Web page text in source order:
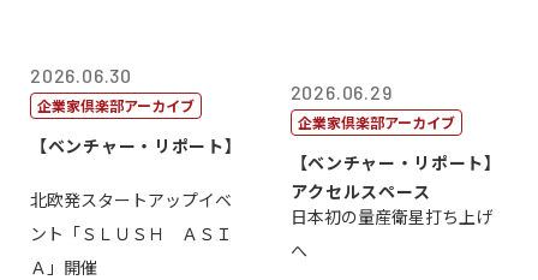
2026.06.30
企業家倶楽部アーカイブ
【ベンチャー・リポート】
北欧発スタートアップイベ
ント「ＳＬＵＳＨ ＡＳＩ
Ａ」開催
2026.06.29
企業家倶楽部アーカイブ
【ベンチャー・リポート】
アクセルスペース
日本初の量産衛星打ち上げ
へ